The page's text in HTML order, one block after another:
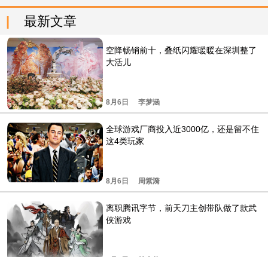
最新文章
空降畅销前十，叠纸闪耀暖暖在深圳整了
大活儿
8月6日 李梦涵
全球游戏厂商投入近3000亿，还是留不住
这4类玩家
8月6日 周紫漪
离职腾讯字节，前天刀主创带队做了款武
侠游戏